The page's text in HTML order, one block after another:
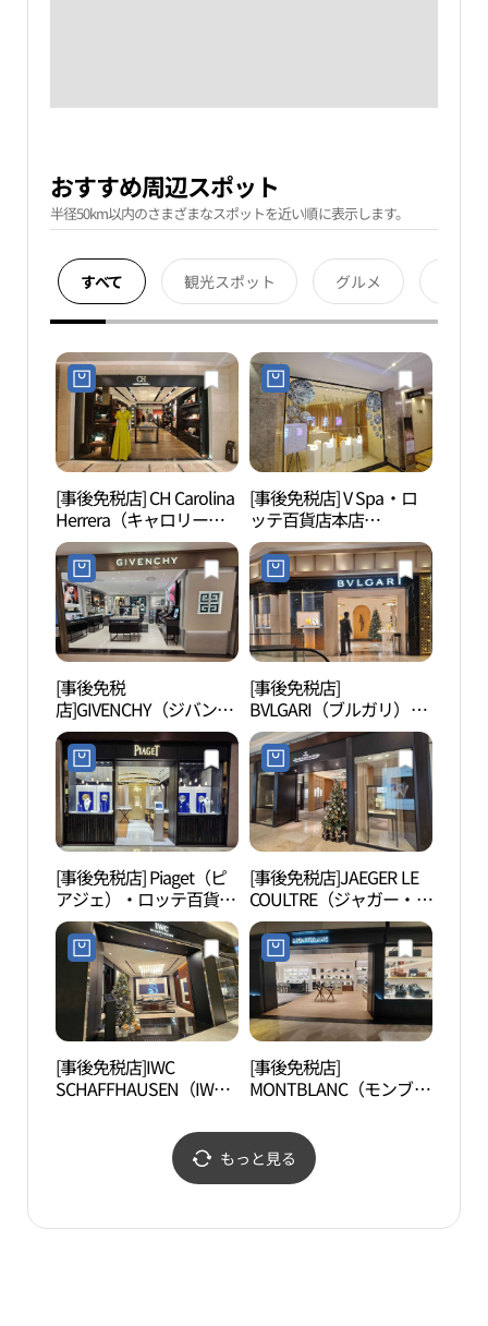
おすすめ周辺スポット
半径50km以内のさまざまなスポットを近い順に表示します。
すべて 観光スポット グルメ
[事後免税店] CH Carolina
Herrera（キャロリーナ
ヘレラ）・ロッテ百貨店
本店AVENUEL（アヴェ
ニュエル）(CH캐롤리나
헤레라 롯데백화점 본점
에비뉴엘)
[事後免税店] V Spa・ロ
ッテ百貨店本店
AVENUEL（アヴェニュ
エル）(브이스파 롯데백
화점 본점 에비뉴엘)
[事後免税
店]GIVENCHY（ジバンシ
ィ）ビューティー・ロッ
テ百貨店本店(지방시뷰
티 롯데백화점 본점)
[事後免税店]
BVLGARI（ブルガリ）・
ロッテ百貨店本店
AVENUEL（アヴェニュ
エル）(불가리 롯데백화
점 본점 에비뉴엘)
[事後免税店] Piaget（ピ
アジェ）・ロッテ百貨店
本店AVENUEL（アヴェ
ニュエル）(피아제 롯데
백화점 본점 에비뉴엘)
[事後免税店]JAEGER LE
COULTRE（ジャガー・ル
クルト）・ロッテ百貨店
本店AVENUEL（アヴェ
ニュエル）(예거르쿨트
르 롯데백화점 본점 에비
뉴엘)
[事後免税店]IWC
SCHAFFHAUSEN（IWC
テワールドモール店(IWC
샤프하우젠 롯데월드몰
[事後免税店]
MONTBLANC（モンブラ
(몽블랑 롯데백화점 본점)
もっと見る